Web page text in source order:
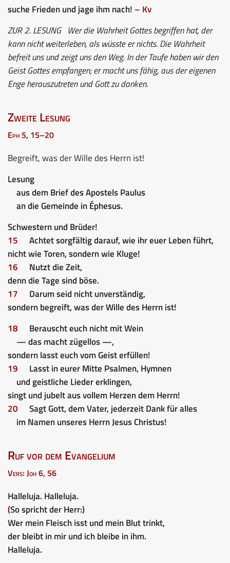
suche Frieden und jage ihm nach! – Kv
ZUR 2. LESUNGWer die Wahrheit Gottes begriffen hat, der
kann nicht weiterleben, als wüsste er nichts. Die Wahrheit
befreit uns und zeigt uns den Weg. In der Taufe haben wir den
Geist Gottes empfangen; er macht uns fähig, aus der eigenen
Enge herauszutreten und Gott zu danken.
Zweite Lesung
Eph 5, 15–20
Begreift, was der Wille des Herrn ist!
Lesung
aus dem Brief des Apostels Paulus
an die Gemeinde in Éphesus.
Schwestern und Brüder!
15
Achtet sorgfältig darauf, wie ihr euer Leben führt,
nicht wie Toren, sondern wie Kluge!
16
Nutzt die Zeit,
denn die Tage sind böse.
17
Darum seid nicht unverständig,
sondern begreift, was der Wille des Herrn ist!
18
Berauscht euch nicht mit Wein
— das macht zügellos —,
sondern lasst euch vom Geist erfüllen!
19
Lasst in eurer Mitte Psalmen, Hymnen
und geistliche Lieder erklingen,
singt und jubelt aus vollem Herzen dem Herrn!
20
Sagt Gott, dem Vater, jederzeit Dank für alles
im Namen unseres Herrn Jesus Christus!
Ruf vor dem Evangelium
Vers: Joh 6, 56
Halleluja. Halleluja.
(So spricht der Herr:)
Wer mein Fleisch isst und mein Blut trinkt,
der bleibt in mir und ich bleibe in ihm.
Halleluja.